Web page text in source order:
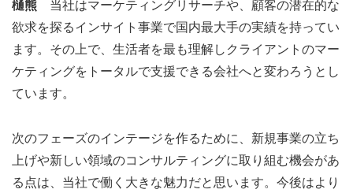
樋熊 当社はマーケティングリサーチや、顧客の潜在的な
欲求を探るインサイト事業で国内最大手の実績を持ってい
ます。その上で、生活者を最も理解しクライアントのマー
ケティングをトータルで支援できる会社へと変わろうとし
ています。
次のフェーズのインテージを作るために、新規事業の立ち
上げや新しい領域のコンサルティングに取り組む機会があ
る点は、当社で働く大きな魅力だと思います。今後はより